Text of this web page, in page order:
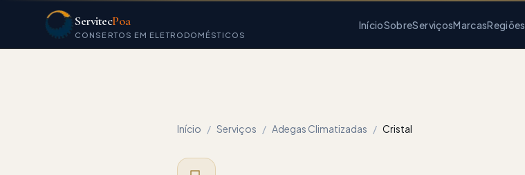
ServitecPoa
CONSERTOS EM ELETRODOMÉSTICOS
InícioSobreServiçosMarcasRegiões
Início / Serviços / Adegas Climatizadas / Cristal